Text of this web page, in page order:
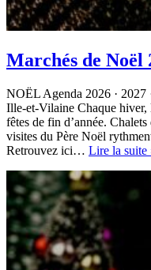
Marchés de Noël
NOËL Agenda 2026 · 2027
Ille-et-Vilaine Chaque hiver,
fêtes de fin d’année.
visites du Père Noël
Retrouvez ici… Lire la suite